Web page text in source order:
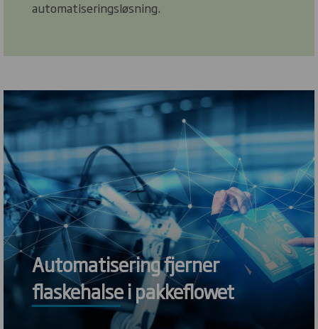
automatiseringsløsning.
Automatisering fjerner
flaskehalse i pakkeflowet